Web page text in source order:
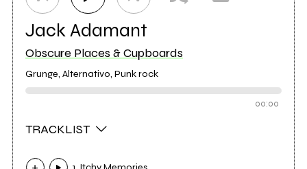
Jack Adamant
Obscure Places & Cupboards
Grunge, Alternativo, Punk rock
00:00
TRACKLIST